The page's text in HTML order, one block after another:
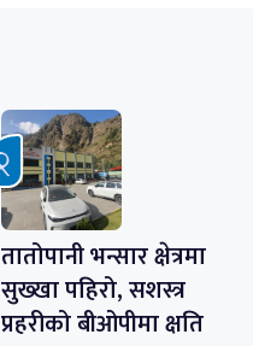
तातोपानी भन्सार क्षेत्रमा
सुख्खा पहिरो, सशस्त्र
प्रहरीको बीओपीमा क्षति